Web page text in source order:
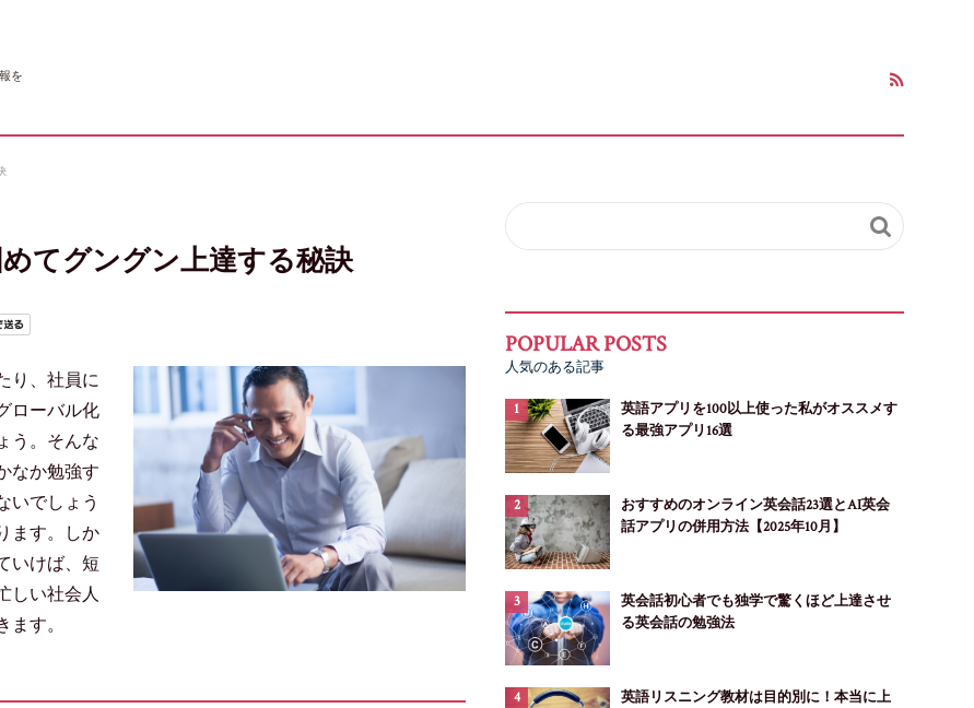
を
てグングン上達する秘訣
り、社員に
ローバル化
う。そんな
なか勉強す
いでしょう
ます。しか
いけば、短
しい社会人
す。

人気のある記事
英語アプリを100以上使った私がオススメす
る最強アプリ16選
おすすめのオンライン英会話23選とAI英会
話アプリの併用方法【2025年10月】
英会話初心者でも独学で驚くほど上達させ
る英会話の勉強法
英語リスニング教材は目的別に！本当に上